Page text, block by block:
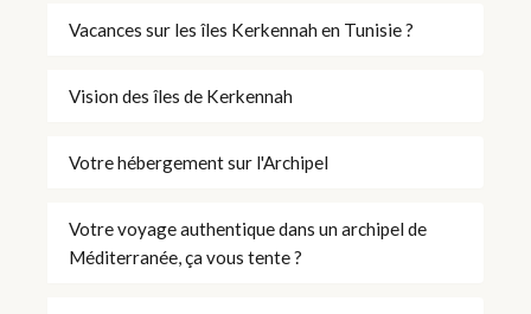
Vacances sur les îles Kerkennah en Tunisie ?
Vision des îles de Kerkennah
Votre hébergement sur l'Archipel
Votre voyage authentique dans un archipel de
Méditerranée, ça vous tente ?